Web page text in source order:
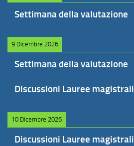
Settimana della valutazione
9 Dicembre 2026
Settimana della valutazione
Discussioni Lauree magistrali
10 Dicembre 2026
Discussioni Lauree magistrali